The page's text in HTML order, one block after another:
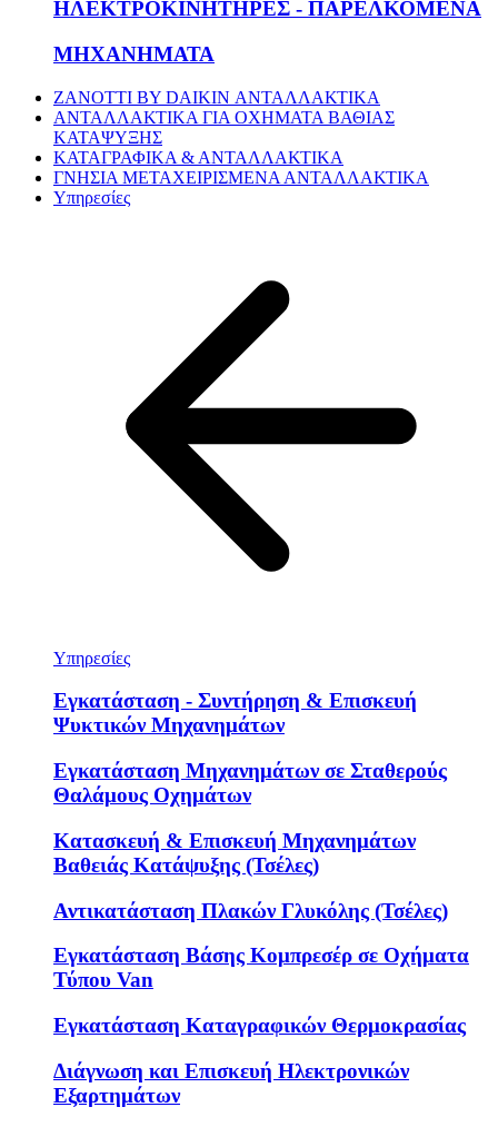
ΗΛΕΚΤΡΟΚΙΝΗΤΗΡΕΣ - ΠΑΡΕΛΚΟΜΕΝΑ
ΜΗΧΑΝΗΜΑΤΑ
ZANOTTI BY DAIKIN ΑΝΤΑΛΛΑΚΤΙΚΑ
ΑΝΤΑΛΛΑΚΤΙΚΑ ΓΙΑ ΟΧΗΜΑΤΑ ΒΑΘΙΑΣ
ΚΑΤΑΨΥΞΗΣ
ΚΑΤΑΓΡΑΦΙΚΑ & ΑΝΤΑΛΛΑΚΤΙΚΑ
ΓΝΗΣΙΑ ΜΕΤΑΧΕΙΡΙΣΜΕΝΑ ΑΝΤΑΛΛΑΚΤΙΚΑ
Υπηρεσίες
Υπηρεσίες
Εγκατάσταση - Συντήρηση & Επισκευή
Ψυκτικών Μηχανημάτων
Εγκατάσταση Μηχανημάτων σε Σταθερούς
Θαλάμους Οχημάτων
Κατασκευή & Επισκευή Μηχανημάτων
Βαθειάς Κατάψυξης (Τσέλες)
Αντικατάσταση Πλακών Γλυκόλης (Τσέλες)
Εγκατάσταση Βάσης Κομπρεσέρ σε Οχήματα
Τύπου Van
Εγκατάσταση Καταγραφικών Θερμοκρασίας
Διάγνωση και Επισκευή Ηλεκτρονικών
Εξαρτημάτων